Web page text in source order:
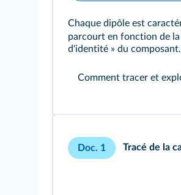
Chaque dipôle est
parcourt en fonction de
d'identité » du composant.
Comment tracer et
Doc. 1 Tracé de la